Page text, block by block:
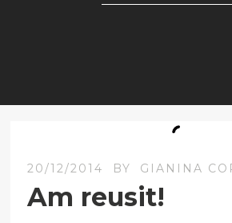
20/12/2014 BY GIANINA
Am reusit!